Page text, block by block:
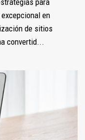
en
de sitios
convertid...